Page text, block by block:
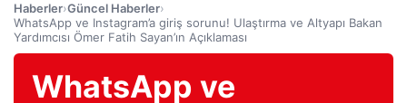
Haberler›Güncel Haberler›
WhatsApp ve Instagram’a giriş sorunu! Ulaştırma ve Altyapı Bakan
Yardımcısı Ömer Fatih Sayan’ın Açıklaması
WhatsApp ve